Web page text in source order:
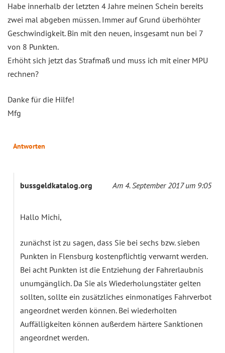
Habe innerhalb der letzten 4 Jahre meinen Schein bereits
zwei mal abgeben müssen. Immer auf Grund überhöhter
Geschwindigkeit. Bin mit den neuen, insgesamt nun bei 7
von 8 Punkten.
Erhöht sich jetzt das Strafmaß und muss ich mit einer MPU
rechnen?
Danke für die Hilfe!
Mfg
Antworten
bussgeldkatalog.org Am 4. September 2017 um 9:05
Hallo Michi,
zunächst ist zu sagen, dass Sie bei sechs bzw. sieben
Punkten in Flensburg kostenpflichtig verwarnt werden.
Bei acht Punkten ist die Entziehung der Fahrerlaubnis
unumgänglich. Da Sie als Wiederholungstäter gelten
sollten, sollte ein zusätzliches einmonatiges Fahrverbot
angeordnet werden können. Bei wiederholten
Auffälligkeiten können außerdem härtere Sanktionen
angeordnet werden.